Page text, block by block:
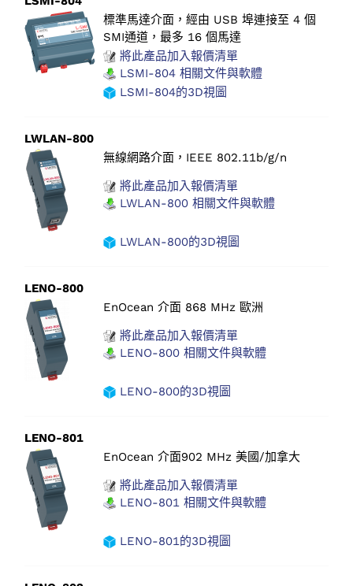
標準馬達介面，經由 USB 埠連接至 4 個
SMI通道，最多 16 個馬達
將此產品加入報價清單
LSMI-804 相關文件與軟體
LSMI-804的3D視圖
LWLAN-800
無線網路介面，IEEE 802.11b/g/n
將此產品加入報價清單
LWLAN-800 相關文件與軟體
LWLAN-800的3D視圖
LENO-800
EnOcean 介面 868 MHz 歐洲
將此產品加入報價清單
LENO-800 相關文件與軟體
LENO-800的3D視圖
LENO-801
EnOcean 介面902 MHz 美國/加拿大
將此產品加入報價清單
LENO-801 相關文件與軟體
LENO-801的3D視圖